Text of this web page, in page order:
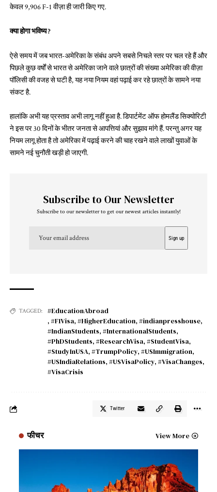
केवल 9,906 F-1 वीज़ा ही जारी किए गए.
क्या होगा भविष्य ?
ऐसे समय में जब भारत-अमेरिका के संबंध अपने सबसे निचले स्तर पर चल रहे हैं और
पिछले कुछ वर्षों से भारत से अमेरिका जाने वाले छात्रों की संख्या अमेरिका की वीज़ा
पॉलिसी की वजह से घटी है, यह नया नियम वहां पढ़ाई कर रहे छात्रों के सामने नया
संकट है.
हालांकि अभी यह प्रस्ताव अभी लागू नहीं हुआ है. डिपार्टमेंट ऑफ होमलैंड सिक्योरिटी
ने इस पर 30 दिनों के भीतर जनता से आपत्तियां और सुझाव मांगे हैं. परन्तु अगर यह
नियम लागू होता है तो अमेरिका में पढ़ाई करने की चाह रखने वाले लाखों युवाओं के
सामने नई चुनौती खड़ी हो जाएगी.
Subscribe to Our Newsletter
Subscribe to our newsletter to get our newest articles instantly!
TAGGED:
#EducationAbroad
, #F1Visa, #HigherEducation, #indianpresshouse,
#IndianStudents, #InternationalStudents,
#PhDStudents, #ResearchVisa, #StudentVisa,
#StudyInUSA, #TrumpPolicy, #USImmigration,
#USIndiaRelations, #USVisaPolicy, #VisaChanges,
#VisaCrisis
Twitter
फीचर View More